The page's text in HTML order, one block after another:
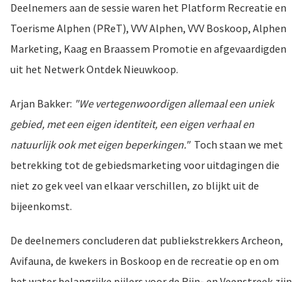
Deelnemers aan de sessie waren het Platform Recreatie en
Toerisme Alphen (PReT), VVV Alphen, VVV Boskoop, Alphen
Marketing, Kaag en Braassem Promotie en afgevaardigden
uit het Netwerk Ontdek Nieuwkoop.
Arjan Bakker: "We vertegenwoordigen allemaal een uniek
gebied, met een eigen identiteit, een eigen verhaal en
natuurlijk ook met eigen beperkingen." Toch staan we met
betrekking tot de gebiedsmarketing voor uitdagingen die
niet zo gek veel van elkaar verschillen, zo blijkt uit de
bijeenkomst.
De deelnemers concluderen dat publiekstrekkers Archeon,
Avifauna, de kwekers in Boskoop en de recreatie op en om